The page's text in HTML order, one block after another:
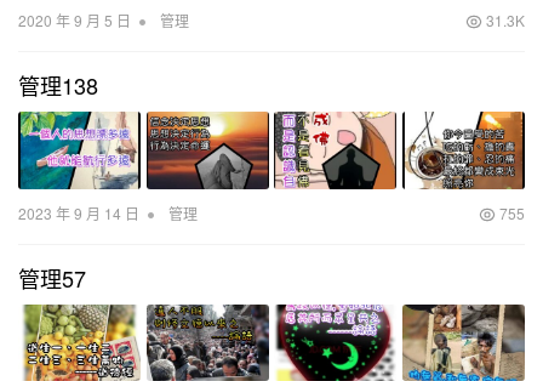
2020 年 9 月 5 日 • 管理 31.3K
管理138
2023 年 9 月 14 日 • 管理 755
管理57